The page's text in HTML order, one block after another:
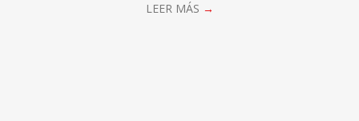
LEER MÁS →